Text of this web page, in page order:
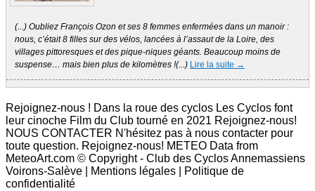
(...) Oubliez François Ozon et ses 8 femmes enfermées dans un manoir :
nous, c’était 8 filles sur des vélos, lancées à l’assaut de la Loire, des
villages pittoresques et des pique-niques géants. Beaucoup moins de
suspense… mais bien plus de kilomètres !(...) Lire la suite →
Rejoignez-nous ! Dans la roue des cyclos Les Cyclos font
leur cinoche Film du Club tourné en 2021 Rejoignez-nous!
NOUS CONTACTER N'hésitez pas à nous contacter pour
toute question. Rejoignez-nous! METEO Data from
MeteoArt.com © Copyright - Club des Cyclos Annemassiens
Voirons-Salève | Mentions légales | Politique de
confidentialité